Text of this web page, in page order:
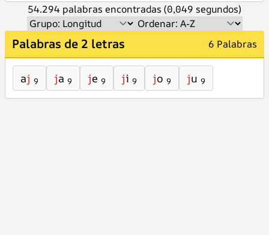
54.294 palabras encontradas (0,049 segundos)
Palabras de 2 letras 6 Palabras
aj 9 ja 9 je 9 ji 9 jo 9 ju 9